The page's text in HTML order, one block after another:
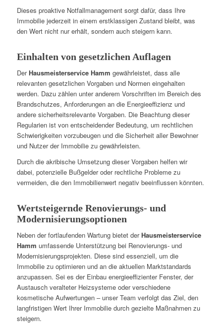
Dieses proaktive Notfallmanagement sorgt dafür, dass Ihre
Immobilie jederzeit in einem erstklassigen Zustand bleibt, was
den Wert nicht nur erhält, sondern auch steigern kann.
Einhalten von gesetzlichen Auflagen
Der Hausmeisterservice Hamm gewährleistet, dass alle
relevanten gesetzlichen Vorgaben und Normen eingehalten
werden. Dazu zählen unter anderem Vorschriften im Bereich des
Brandschutzes, Anforderungen an die Energieeffizienz und
andere sicherheitsrelevante Vorgaben. Die Beachtung dieser
Regularien ist von entscheidender Bedeutung, um rechtlichen
Schwierigkeiten vorzubeugen und die Sicherheit aller Bewohner
und Nutzer der Immobilie zu gewährleisten.
Durch die akribische Umsetzung dieser Vorgaben helfen wir
dabei, potenzielle Bußgelder oder rechtliche Probleme zu
vermeiden, die den Immobilienwert negativ beeinflussen könnten.
Wertsteigernde Renovierungs- und
Modernisierungsoptionen
Neben der fortlaufenden Wartung bietet der Hausmeisterservice
Hamm umfassende Unterstützung bei Renovierungs- und
Modernisierungsprojekten. Diese sind essenziell, um die
Immobilie zu optimieren und an die aktuellen Marktstandards
anzupassen. Sei es der Einbau energieeffizienter Fenster, der
Austausch veralteter Heizsysteme oder verschiedene
kosmetische Aufwertungen – unser Team verfolgt das Ziel, den
langfristigen Wert Ihrer Immobilie durch gezielte Maßnahmen zu
steigern.